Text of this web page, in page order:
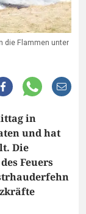
die Flammen unter
in
und hat
Die
Feuers